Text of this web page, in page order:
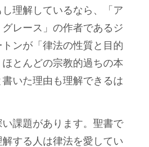
理解しているなら、「ア
グレース」の作者であるジ
トンが「律法の性質と目的
とんどの宗教的過ちの本
いた理由も理解できるは
課題があります。聖書で
する人は律法を愛してい